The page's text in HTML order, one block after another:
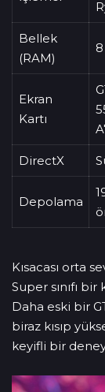
Bellek
(RAM)
Ekran
Kartı
DirectX
Depolama
Kısacası orta
Super sınıfı
Daha eski bir
biraz kısıp
keyifli bir